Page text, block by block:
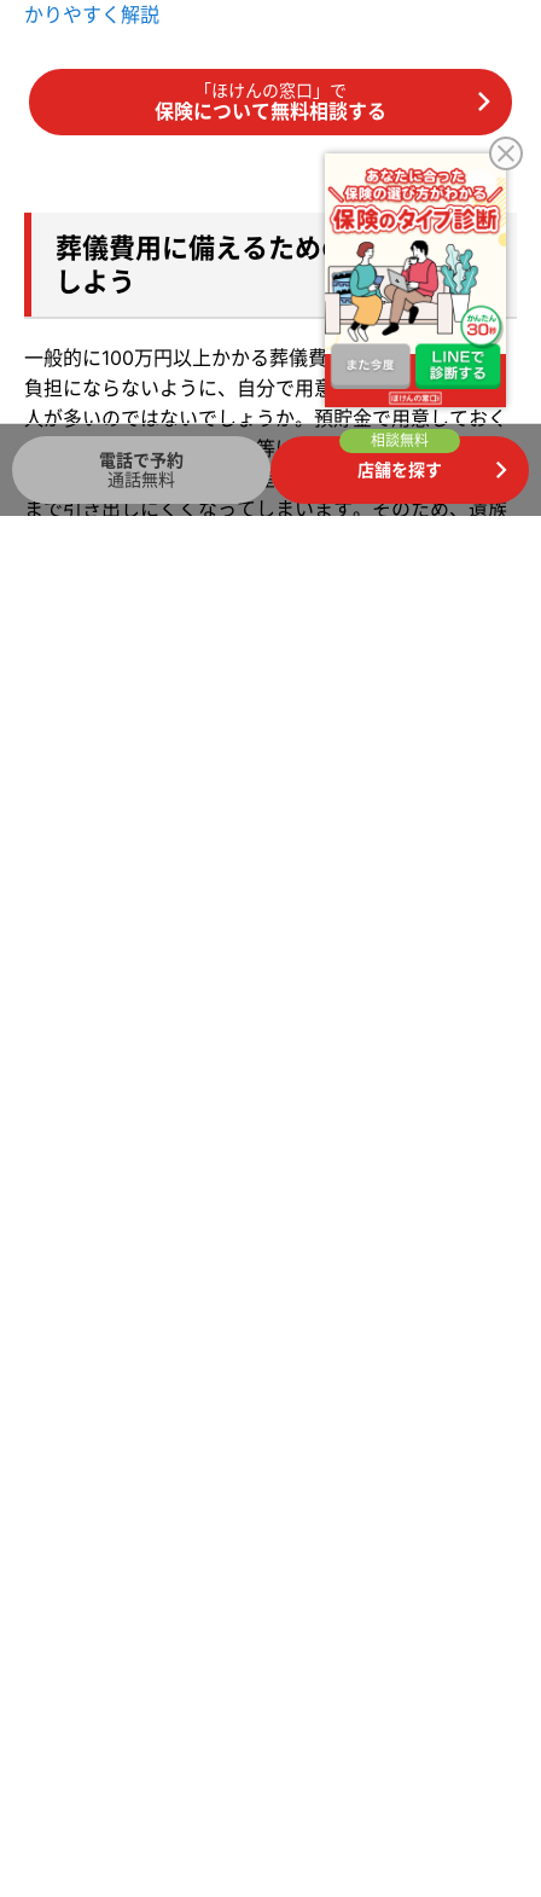
かりやすく解説
「ほけんの窓口」で
保険について無料相談する
葬儀費用に備えるための保険を検討
しよう
一般的に100万円以上かかる葬儀費用に関して、遺族の
負担にならないように、自分で用意しておきたいと思う
人が多いのではないでしょうか。預貯金で用意しておく
こともできますが、預貯金等は口座名義人の死亡を銀行
に連絡すると凍結され、遺産分割協議の手続きが終わる
まで引き出しにくくなってしまいます。そのため、遺族
電話で予約
通話無料
店舗を探す
相談無料